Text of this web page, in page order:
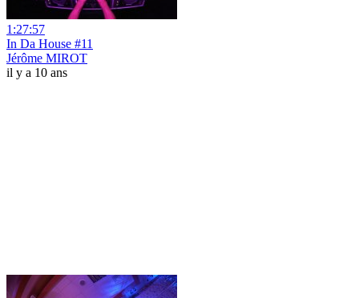
1:27:57
In Da House #11
Jérôme MIROT
il y a 10 ans